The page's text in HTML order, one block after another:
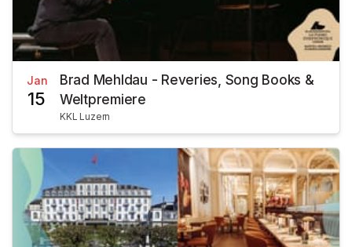
Jan
15
Brad Mehldau - Reveries, Song Books &
Weltpremiere
KKL Luzern